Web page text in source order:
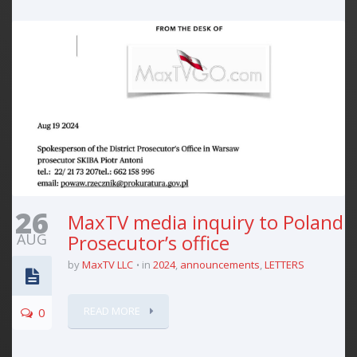
26
AUG
0
MaxTV media inquiry to Poland
Prosecutor’s office
byMaxTV LLC in 2024, announcements,LETTERS
READ MORE